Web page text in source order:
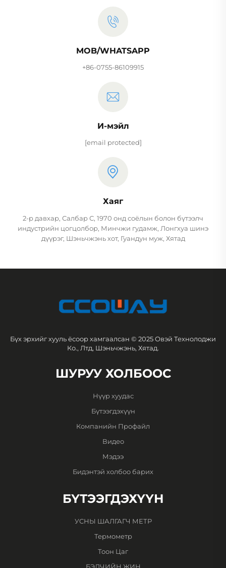
MOB/WHATSAPP
+86-0755-86109915
И-мэйл
[email protected]
Хаяг
2-р давхар, Салбар С, 1970 онд соёлын болон бүтээлч
индустрийн цогцолбор, Минчжи гудамж, Лонгхуа шинэ
дүүрэг, Шэньчжэнь хот, Гуандун муж, Хятад
Бүх эрхийг хууль ёсоор хамгаалсан © 2025 Овэй Технолоджи
Ко., Лтд, Шэньчжэнь, Хятад.
ШУРУУ ХОЛБООС
Нүүр хуудас
Бүтээгдэхүүн
Компанийн Профайл
Видео
Мэдээ
Бидэнтэй холбоо барих
БҮТЭЭГДЭХҮҮН
УСНЫ ШАЛГАГЧ МЕТР
Термометр
Тоон Цаг